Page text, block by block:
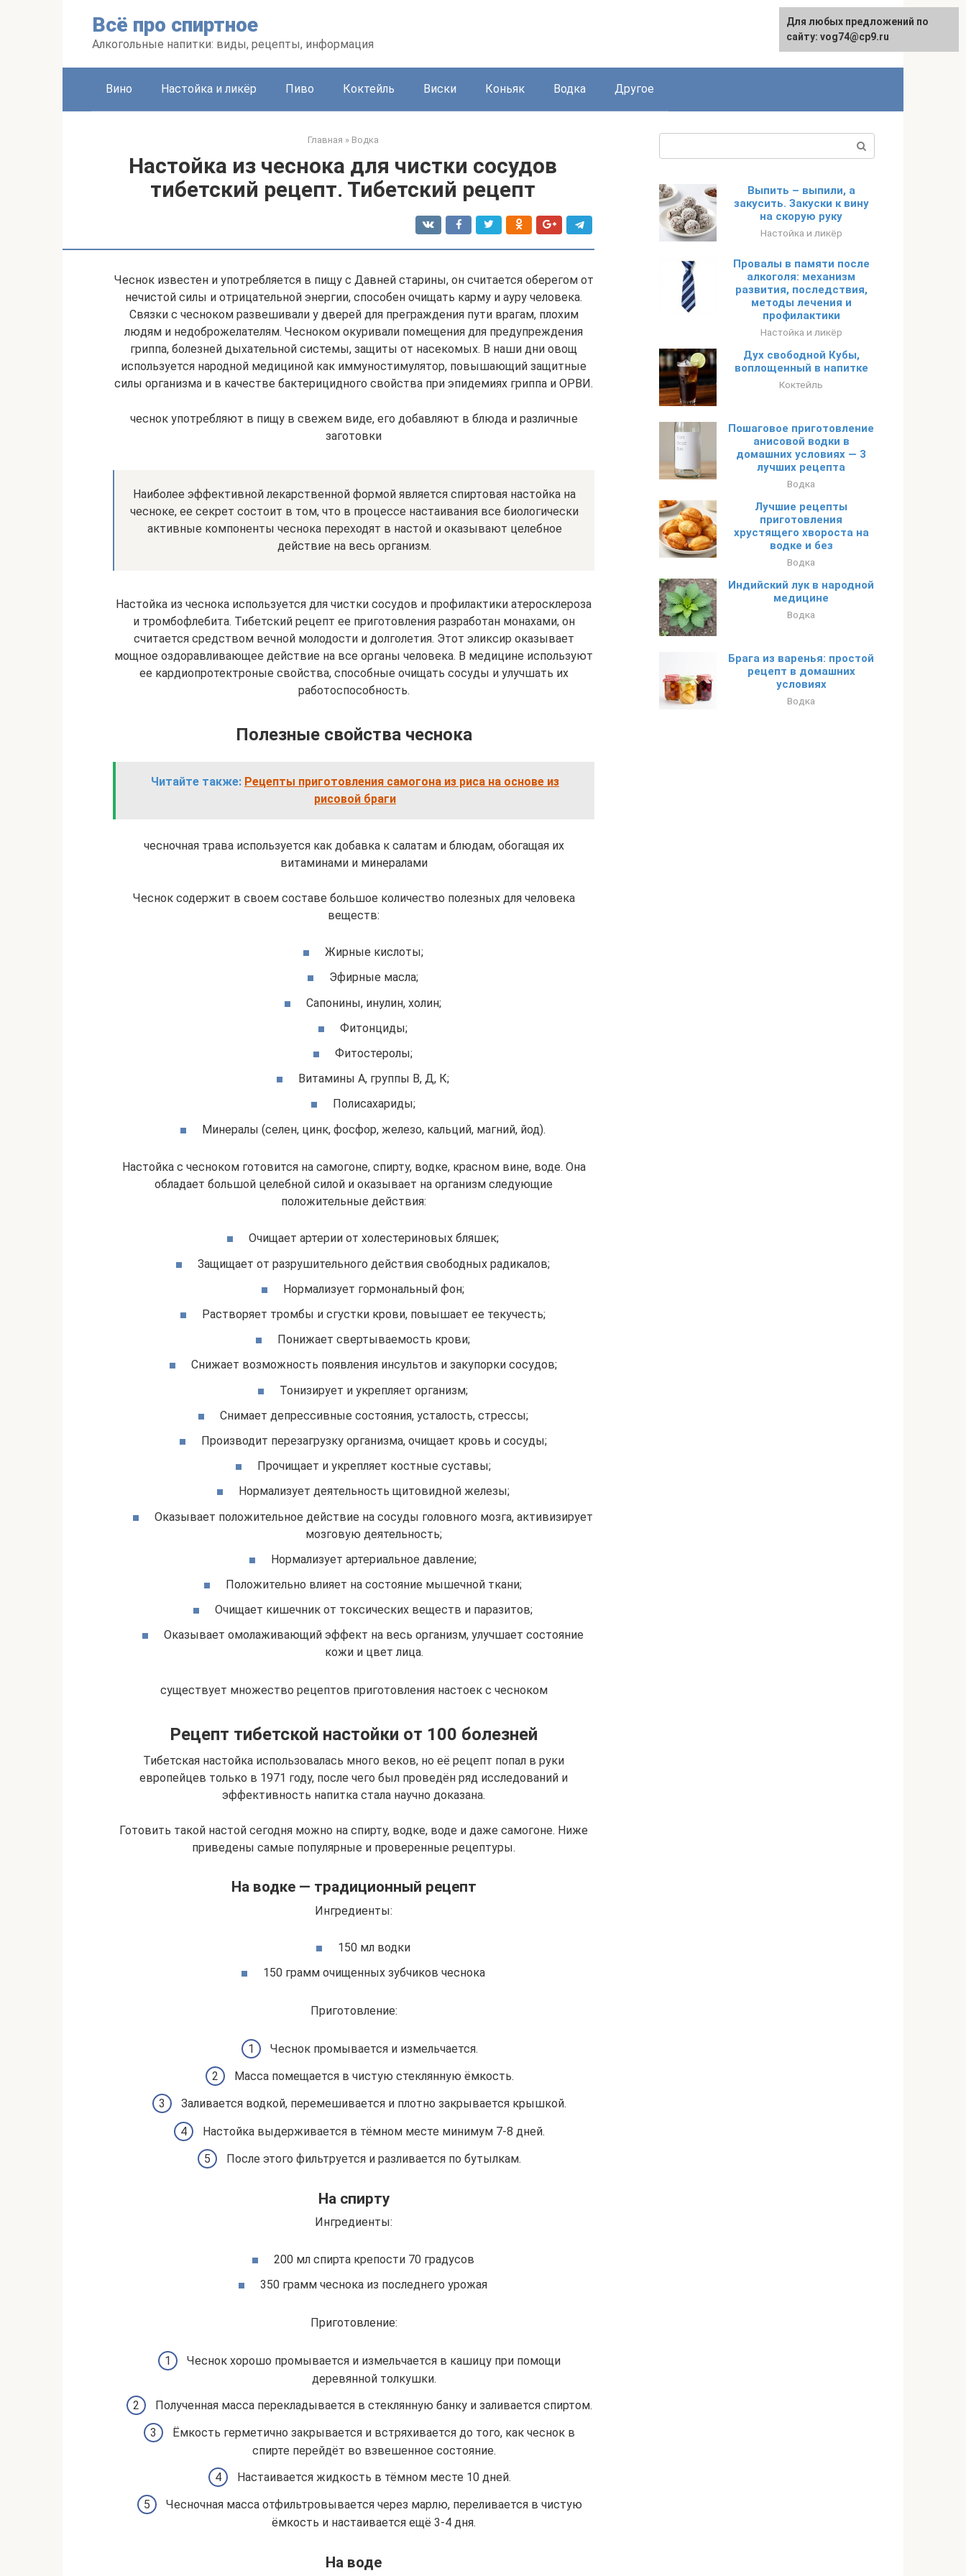
Всё про спиртное
Алкогольные напитки: виды, рецепты, информация
Вино Настойка и ликёр Пиво Коктейль Виски Коньяк Водка Другое
Главная » Водка
Настойка из чеснока для чистки сосудов
тибетский рецепт. Тибетский рецепт
Чеснок известен и употребляется в пищу с Давней старины, он считается оберегом от
нечистой силы и отрицательной энергии, способен очищать карму и ауру человека.
Связки с чесноком развешивали у дверей для преграждения пути врагам, плохим
людям и недоброжелателям. Чесноком окуривали помещения для предупреждения
гриппа, болезней дыхательной системы, защиты от насекомых. В наши дни овощ
используется народной медициной как иммуностимулятор, повышающий защитные
силы организма и в качестве бактерицидного свойства при эпидемиях гриппа и ОРВИ.
чеснок употребляют в пищу в свежем виде, его добавляют в блюда и различные
заготовки
Наиболее эффективной лекарственной формой является спиртовая настойка на
чесноке, ее секрет состоит в том, что в процессе настаивания все биологически
активные компоненты чеснока переходят в настой и оказывают целебное
действие на весь организм.
Настойка из чеснока используется для чистки сосудов и профилактики атеросклероза
и тромбофлебита. Тибетский рецепт ее приготовления разработан монахами, он
считается средством вечной молодости и долголетия. Этот эликсир оказывает
мощное оздоравливающее действие на все органы человека. В медицине используют
ее кардиопротектроные свойства, способные очищать сосуды и улучшать их
работоспособность.
Полезные свойства чеснока
Читайте также: Рецепты приготовления самогона из риса на основе из
рисовой браги
чесночная трава используется как добавка к салатам и блюдам, обогащая их
витаминами и минералами
Чеснок содержит в своем составе большое количество полезных для человека
веществ:
Жирные кислоты;
Эфирные масла;
Сапонины, инулин, холин;
Фитонциды;
Фитостеролы;
Витамины А, группы В, Д, К;
Полисахариды;
Минералы (селен, цинк, фосфор, железо, кальций, магний, йод).
Настойка с чесноком готовится на самогоне, спирту, водке, красном вине, воде. Она
обладает большой целебной силой и оказывает на организм следующие
положительные действия:
Очищает артерии от холестериновых бляшек;
Защищает от разрушительного действия свободных радикалов;
Нормализует гормональный фон;
Растворяет тромбы и сгустки крови, повышает ее текучесть;
Понижает свертываемость крови;
Снижает возможность появления инсультов и закупорки сосудов;
Тонизирует и укрепляет организм;
Снимает депрессивные состояния, усталость, стрессы;
Производит перезагрузку организма, очищает кровь и сосуды;
Прочищает и укрепляет костные суставы;
Нормализует деятельность щитовидной железы;
Оказывает положительное действие на сосуды головного мозга, активизирует
мозговую деятельность;
Нормализует артериальное давление;
Положительно влияет на состояние мышечной ткани;
Очищает кишечник от токсических веществ и паразитов;
Оказывает омолаживающий эффект на весь организм, улучшает состояние
кожи и цвет лица.
существует множество рецептов приготовления настоек с чесноком
Рецепт тибетской настойки от 100 болезней
Тибетская настойка использовалась много веков, но её рецепт попал в руки
европейцев только в 1971 году, после чего был проведён ряд исследований и
эффективность напитка стала научно доказана.
Готовить такой настой сегодня можно на спирту, водке, воде и даже самогоне. Ниже
приведены самые популярные и проверенные рецептуры.
На водке — традиционный рецепт
Ингредиенты:
150 мл водки
150 грамм очищенных зубчиков чеснока
Приготовление:
Чеснок промывается и измельчается.
Масса помещается в чистую стеклянную ёмкость.
Заливается водкой, перемешивается и плотно закрывается крышкой.
Настойка выдерживается в тёмном месте минимум 7-8 дней.
После этого фильтруется и разливается по бутылкам.
На спирту
Ингредиенты:
200 мл спирта крепости 70 градусов
350 грамм чеснока из последнего урожая
Приготовление:
Чеснок хорошо промывается и измельчается в кашицу при помощи
деревянной толкушки.
Полученная масса перекладывается в стеклянную банку и заливается спиртом.
Ёмкость герметично закрывается и встряхивается до того, как чеснок в
спирте перейдёт во взвешенное состояние.
Настаивается жидкость в тёмном месте 10 дней.
Чесночная масса отфильтровывается через марлю, переливается в чистую
ёмкость и настаивается ещё 3-4 дня.
На воде
Выпить – выпили, а
закусить. Закуски к вину
на скорую руку
Настойка и ликёр
Провалы в памяти после
алкоголя: механизм
развития, последствия,
методы лечения и
профилактики
Настойка и ликёр
Дух свободной Кубы,
воплощенный в напитке
Коктейль
Пошаговое приготовление
анисовой водки в
домашних условиях — 3
лучших рецепта
Водка
Лучшие рецепты
приготовления
хрустящего хвороста на
водке и без
Водка
Индийский лук в народной
медицине
Водка
Брага из варенья: простой
рецепт в домашних
условиях
Водка
Для любых предложений по
сайту: vog74@cp9.ru